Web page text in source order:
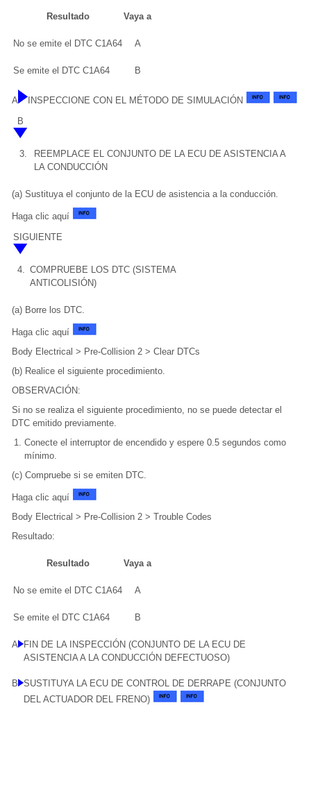
Resultado Vaya a
No se emite el DTC C1A64 A
Se emite el DTC C1A64 B
A
INSPECCIONE CON EL MÉTODO DE SIMULACIÓN
B
3.
REEMPLACE EL CONJUNTO DE LA ECU DE ASISTENCIA A
LA CONDUCCIÓN
(a) Sustituya el conjunto de la ECU de asistencia a la conducción.
Haga clic aquí
SIGUIENTE
4. COMPRUEBE LOS DTC (SISTEMA
ANTICOLISIÓN)
(a) Borre los DTC.
Haga clic aquí
Body Electrical > Pre-Collision 2 > Clear DTCs
(b) Realice el siguiente procedimiento.
OBSERVACIÓN:
Si no se realiza el siguiente procedimiento, no se puede detectar el
DTC emitido previamente.
Conecte el interruptor de encendido y espere 0.5 segundos como
mínimo.
(c) Compruebe si se emiten DTC.
Haga clic aquí
Body Electrical > Pre-Collision 2 > Trouble Codes
Resultado:
Resultado Vaya a
No se emite el DTC C1A64 A
Se emite el DTC C1A64 B
A
FIN DE LA INSPECCIÓN (CONJUNTO DE LA ECU DE
ASISTENCIA A LA CONDUCCIÓN DEFECTUOSO)
B SUSTITUYA LA ECU DE CONTROL DE DERRAPE (CONJUNTO
DEL ACTUADOR DEL FRENO)